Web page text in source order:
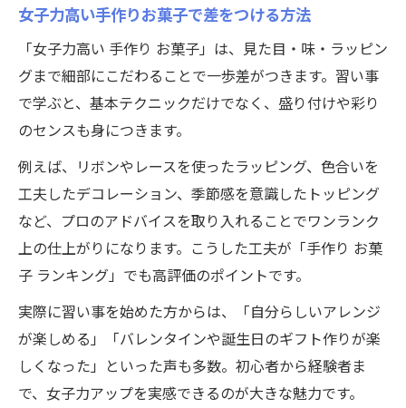
女子力高い手作りお菓子で差をつける方法
「女子力高い 手作り お菓子」は、見た目・味・ラッピン
グまで細部にこだわることで一歩差がつきます。習い事
で学ぶと、基本テクニックだけでなく、盛り付けや彩り
のセンスも身につきます。
例えば、リボンやレースを使ったラッピング、色合いを
工夫したデコレーション、季節感を意識したトッピング
など、プロのアドバイスを取り入れることでワンランク
上の仕上がりになります。こうした工夫が「手作り お菓
子 ランキング」でも高評価のポイントです。
実際に習い事を始めた方からは、「自分らしいアレンジ
が楽しめる」「バレンタインや誕生日のギフト作りが楽
しくなった」といった声も多数。初心者から経験者ま
で、女子力アップを実感できるのが大きな魅力です。